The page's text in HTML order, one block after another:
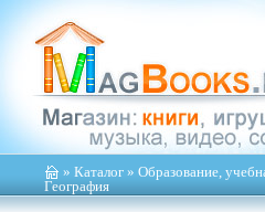
» Каталог » Образование,
География